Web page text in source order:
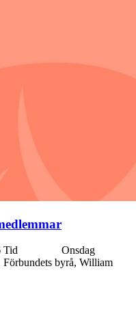
2026 Tid Onsdag
byrå, William